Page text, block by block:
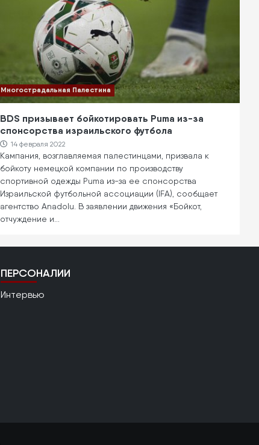
Многострадальная Палестина
BDS призывает бойкотировать Puma из-за
спонсорства израильского футбола
14 февраля 2022
Кампания, возглавляемая палестинцами, призвала к
бойкоту немецкой компании по производству
спортивной одежды Puma из-за ее спонсорства
Израильской футбольной ассоциации (IFA), сообщает
агентство Anadolu. В заявлении движения «Бойкот,
отчуждение и…
ПЕРСОНАЛИИ
Интервью